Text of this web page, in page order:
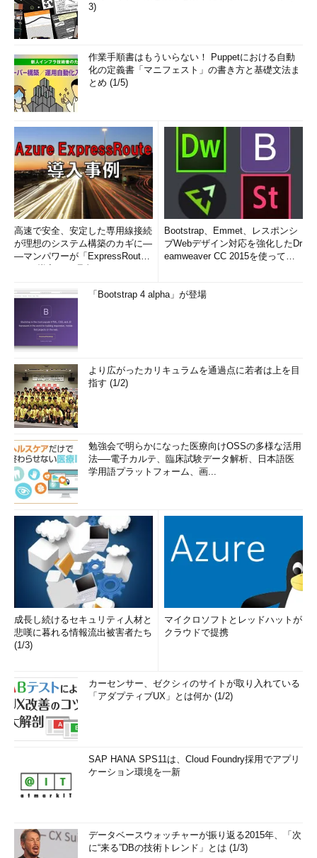
3)
作業手順書はもういらない！ Puppetにおける自動
化の定義書「マニフェスト」の書き方と基礎文法ま
とめ (1/5)
高速で安全、安定した専用線接続
が理想のシステム構築のカギに―
―マンパワーが「ExpressRout
Bootstrap、Emmet、レスポンシ
ブWebデザイン対応を強化したDr
eamweaver CC 2015を使って
「Bootstrap 4 alpha」が登場
より広がったカリキュラムを通過点に若者は上を目
指す (1/2)
勉強会で明らかになった医療向けOSSの多様な活用
法──電子カルテ、臨床試験データ解析、日本語医
学用語プラットフォーム、画...
成長し続けるセキュリティ人材と
悲嘆に暮れる情報流出被害者たち
(1/3)
マイクロソフトとレッドハットが
クラウドで提携
カーセンサー、ゼクシィのサイトが取り入れている
「アダプティブUX」とは何か (1/2)
SAP HANA SPS11は、Cloud Foundry採用でアプリ
ケーション環境を一新
データベースウォッチャーが振り返る2015年、「次
に“来る”DBの技術トレンド」とは (1/3)